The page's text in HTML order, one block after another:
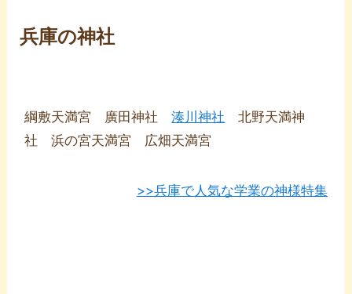
兵庫の神社
綱敷天満宮 廣田神社湊川神社 北野天満神
社 浜の宮天満宮 広畑天満宮
>>兵庫で人気な学業の神様特集